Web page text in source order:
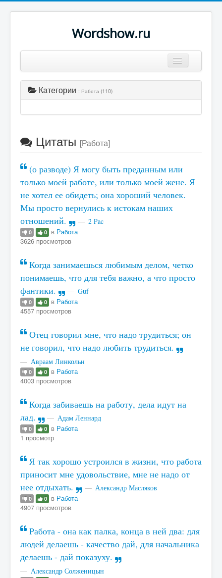
Wordshow.ru
Популярные цитаты
Авторы
Категории : Работа (110)
Цитаты [Работа]
(о разводе) Я могу быть преданным или
только моей работе, или только моей жене. Я
не хотел ее обидеть; она хороший человек.
Мы просто вернулись к истокам наших
отношений.
2 Pac
0 0 в Работа
3626 просмотров
Когда занимаешься любимым делом, четко
понимаешь, что для тебя важно, а что просто
фантики.
Guf
0 0 в Работа
4557 просмотров
Отец говорил мне, что надо трудиться; он
не говорил, что надо любить трудиться.
Авраам Линкольн
0 0 в Работа
4003 просмотров
Когда забиваешь на работу, дела идут на
лад.
Адам Леннард
0 0 в Работа
1 просмотр
Я так хорошо устроился в жизни, что работа
приносит мне удовольствие, мне не надо от
нее отдыхать.
Александр Масляков
0 0 в Работа
4907 просмотров
Работа - она как палка, конца в ней два: для
людей делаешь - качество дай, для начальника
делаешь - дай показуху.
Александр Солженицын